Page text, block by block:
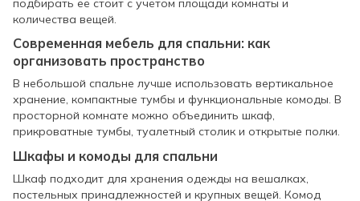
количества вещей.
Современная мебель для спальни: как
организовать пространство
В небольшой спальне лучше использовать вертикальное
хранение, компактные тумбы и функциональные комоды. В
просторной комнате можно объединить шкаф,
прикроватные тумбы, туалетный столик и открытые полки.
Шкафы и комоды для спальни
Шкаф подходит для хранения одежды на вешалках,
постельных принадлежностей и крупных вещей. Комод